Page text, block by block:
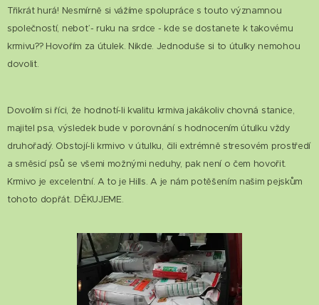
Třikrát hurá! Nesmírně si vážíme spolupráce s touto významnou
společností, neboť - ruku na srdce - kde se dostanete k takovému
krmivu?? Hovořím za útulek. Nikde. Jednoduše si to útulky nemohou
dovolit.
Dovolím si říci, že hodnotí-li kvalitu krmiva jakákoliv chovná stanice,
majitel psa, výsledek bude v porovnání s hodnocením útulku vždy
druhořadý. Obstojí-li krmivo v útulku, čili extrémně stresovém prostředí
a směsicí psů se všemi možnými neduhy, pak není o čem hovořit.
Krmivo je excelentní. A to je Hills. A je nám potěšením našim pejskům
tohoto dopřát. DĚKUJEME.